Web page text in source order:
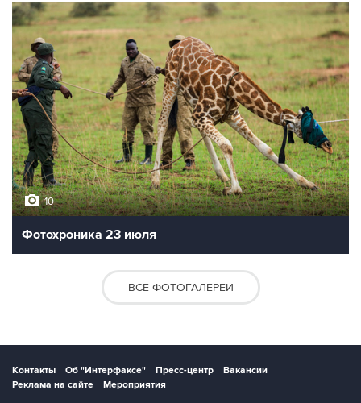
10
Фотохроника 23 июля
ВСЕ ФОТОГАЛЕРЕИ
Контакты Об "Интерфаксе" Пресс-центр
Вакансии
Реклама на сайте
Мероприятия